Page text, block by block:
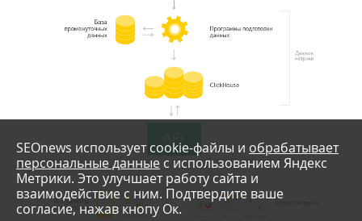
SEOnews использует cookie-файлы и обрабатывает
персональные данные с использованием Яндекс
Метрики. Это улучшает работу сайта и
взаимодействие с ним. Подтвердите ваше
согласие, нажав кнопу Ок.